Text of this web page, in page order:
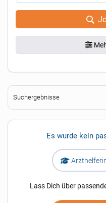
Suchergebnisse
Es wurde kein
Lass Dich über